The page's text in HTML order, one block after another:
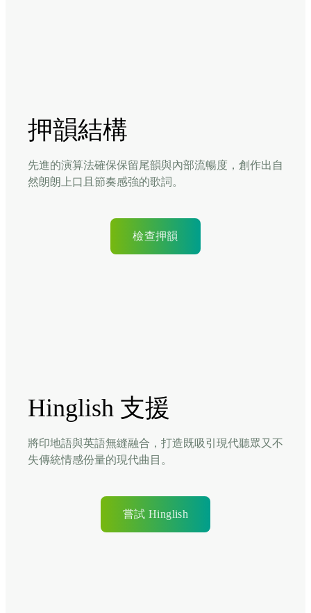
押韻結構
先進的演算法確保保留尾韻與內部流暢度，創作出自
然朗朗上口且節奏感強的歌詞。
檢查押韻
Hinglish 支援
將印地語與英語無縫融合，打造既吸引現代聽眾又不
失傳統情感份量的現代曲目。
嘗試 Hinglish